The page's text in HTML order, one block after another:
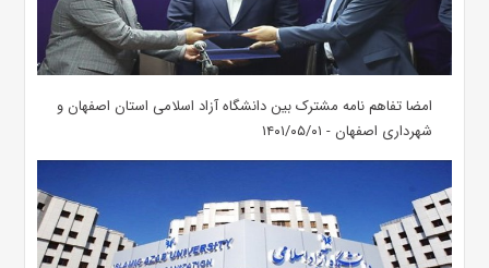
امضا تفاهم نامه مشترک بین دانشگاه آزاد اسلامی استان اصفهان و
شهرداری اصفهان - ۱۴۰۱/۰۵/۰۱